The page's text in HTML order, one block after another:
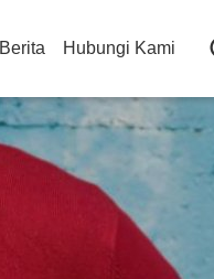
Berita Hubungi Kami